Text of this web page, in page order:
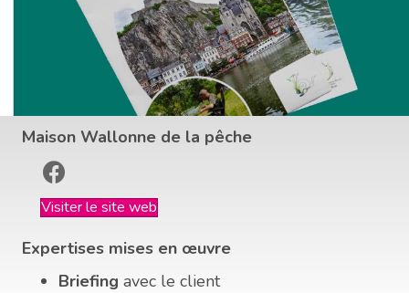
Maison Wallonne de la pêche
Visiter le site web
Expertises mises en œuvre
Briefing avec le client